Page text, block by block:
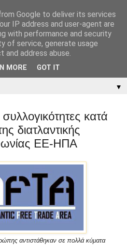
▼
κατά
διατλαντικής
ΕΕ-ΗΠΑ
αντιστάθηκαν σε πολλά κύματα
Google to deliver its services
IP address and user-agent are
with performance and security
of service, generate usage
address abuse.
MORE GOT IT